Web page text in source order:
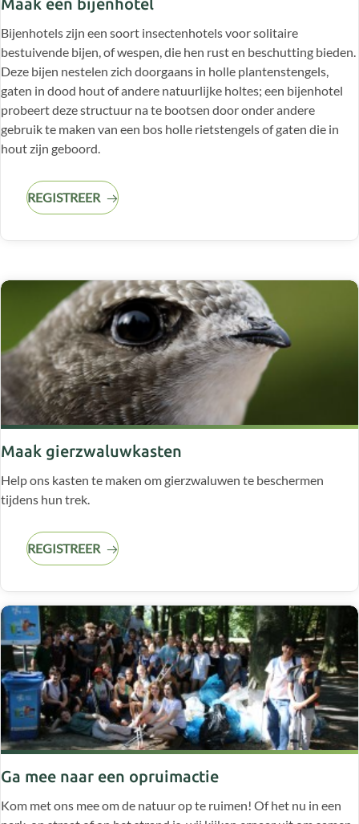
Bijenhotels zijn een soort insectenhotels voor solitaire
bestuivende bijen, of wespen, die hen rust en beschutting bieden.
Deze bijen nestelen zich doorgaans in holle plantenstengels,
gaten in dood hout of andere natuurlijke holtes; een bijenhotel
probeert deze structuur na te bootsen door onder andere
gebruik te maken van een bos holle rietstengels of gaten die in
hout zijn geboord.
REGISTREER
Maak gierzwaluwkasten
Help ons kasten te maken om gierzwaluwen te beschermen
tijdens hun trek.
REGISTREER
Ga mee naar een opruimactie
Kom met ons mee om de natuur op te ruimen! Of het nu in een